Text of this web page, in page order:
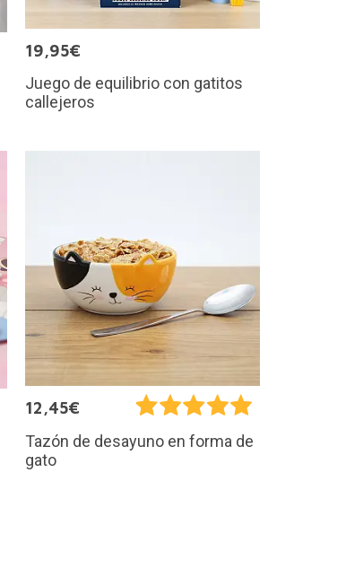
19,95€
Juego de equilibrio con gatitos
callejeros
12,45€
Tazón de desayuno en forma de
gato